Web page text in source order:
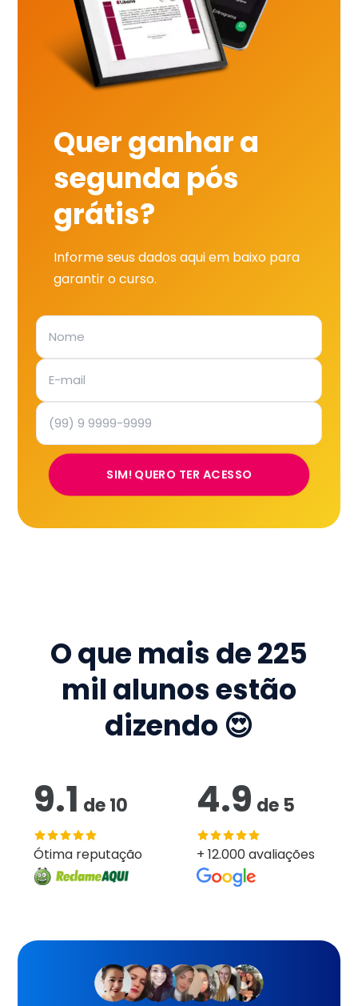
Quer ganhar a
segunda pós
grátis?
Informe seus dados aqui em baixo para
garantir o curso.
SIM! QUERO TER ACESSO
O que mais de225
mil alunos estão
dizendo 😍
9.1 de10
Ótima reputação
4.9 de 5
+ 12.000 avaliações